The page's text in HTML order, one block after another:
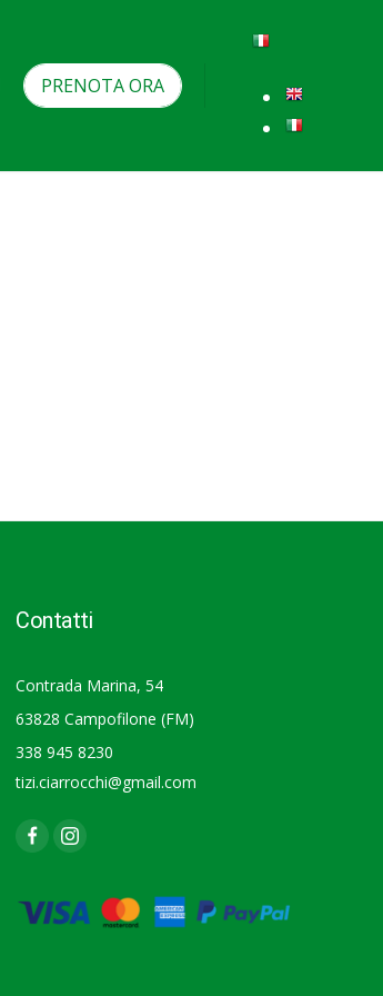
PRENOTA ORA
Contatti
Contrada Marina, 54
63828 Campofilone (FM)
338 945 8230
tizi.ciarrocchi@gmail.com